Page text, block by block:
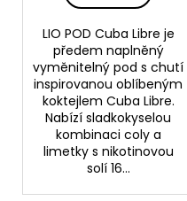
LIO POD Cuba Libre je
předem naplněný
vyměnitelný pod s chutí
inspirovanou oblíbeným
koktejlem Cuba Libre.
Nabízí sladkokyselou
kombinaci coly a
limetky s nikotinovou
solí 16...